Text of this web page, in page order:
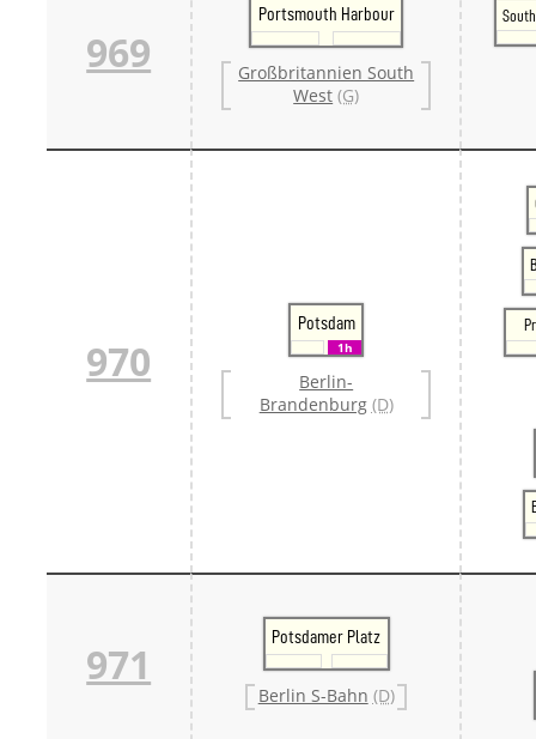
969
Portsmouth Harbour
Großbritannien South
West (G)
970
Potsdam
1h
Berlin-
Brandenburg (D)
971
Potsdamer Platz
Berlin S-Bahn (D)